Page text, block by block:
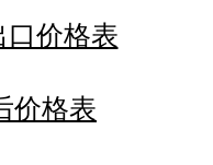
口价格表
价格表